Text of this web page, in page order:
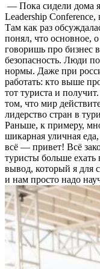
— Пока сидели дома
Leadership
Там как раз
понял, что основное,
говоришь про бизнес
безопасность. Люди
нормы. Даже при
работать: кто выше
тот туриста и
том, что мир
лидерство стран в
Раньше, к примеру,
шикарная уличная
всё — привет! Всё
туристы больше
вывод, который я для
и нам просто надо